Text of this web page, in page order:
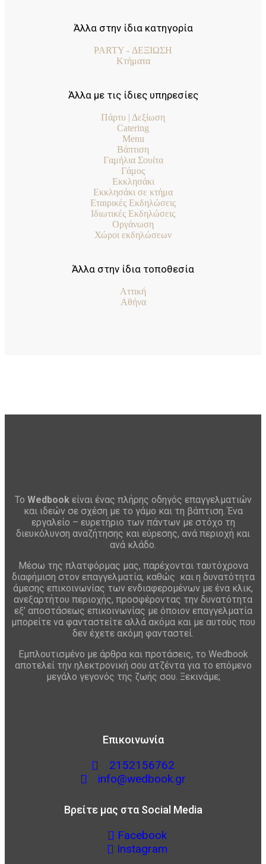
Άλλα στην ίδια κατηγορία
PARTY - ΔΕΞΙΩΣΗ
Κτήματα
Άλλα με τις ίδιες υπηρεσίες
Πάρτυ | Δεξίωση
Catering
Menu
Βάπτιση
Γαμήλια Σουίτα
Γάμος
Εκκλησάκι
Εκκλησάκι σε κτήμα
Εταιρικές Εκδηλώσεις
Ιδιωτικές Εκδηλώσεις
Οργάνωση
Χώροι εκδηλώσεων
Άλλα στην ίδια τοποθεσία
Αττική
Αθήνα
Το Wedbookείναι ένας πλήρης οδηγός επαγγελματιών
και ιδεών σε σχέση με το γάμο και τη βάπτιση. Ένα
εργαλείο – ευρετήριο των πάντων με στόχο τη
διευκόλυνση αναζήτησης και εύρεσης, ανά περιοχή και
ανά κλάδο.
Μέσω της πλατφόρμας μας, παρέχονται ταυτόχρονα
διαφήμιση στον επαγγελματία, καθώς και η δυνατότητα
άμεσης επικοινωνίας των ενδιαφερομένων με ένα κλικ,
ανεξαρτήτου περιοχής, προσφέροντας την δυνατότητα
εξ’ αποστάσεως επικοινωνίας με όποιον επαγγελματία
μπορείτε να φανταστείτε αλλά ακόμα και με αυτούς που
δεν έχετε ακόμη φανταστεί.
Εμπλουτισμένο με άρθρα και προτάσεις, το Wedbook
αποτελεί την ηλεκτρονική σου ατζέντα για το επόμενο
μεγάλο γεγονός της ζωής σου. Ξεκινάμε;
Επικοινωνία
2152156762
info@wedbook.gr
Βρείτε μας στα Social Media
Facebook
Instagram